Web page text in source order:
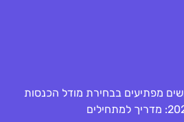
מפתיעים בבחירת מודל הכנסות